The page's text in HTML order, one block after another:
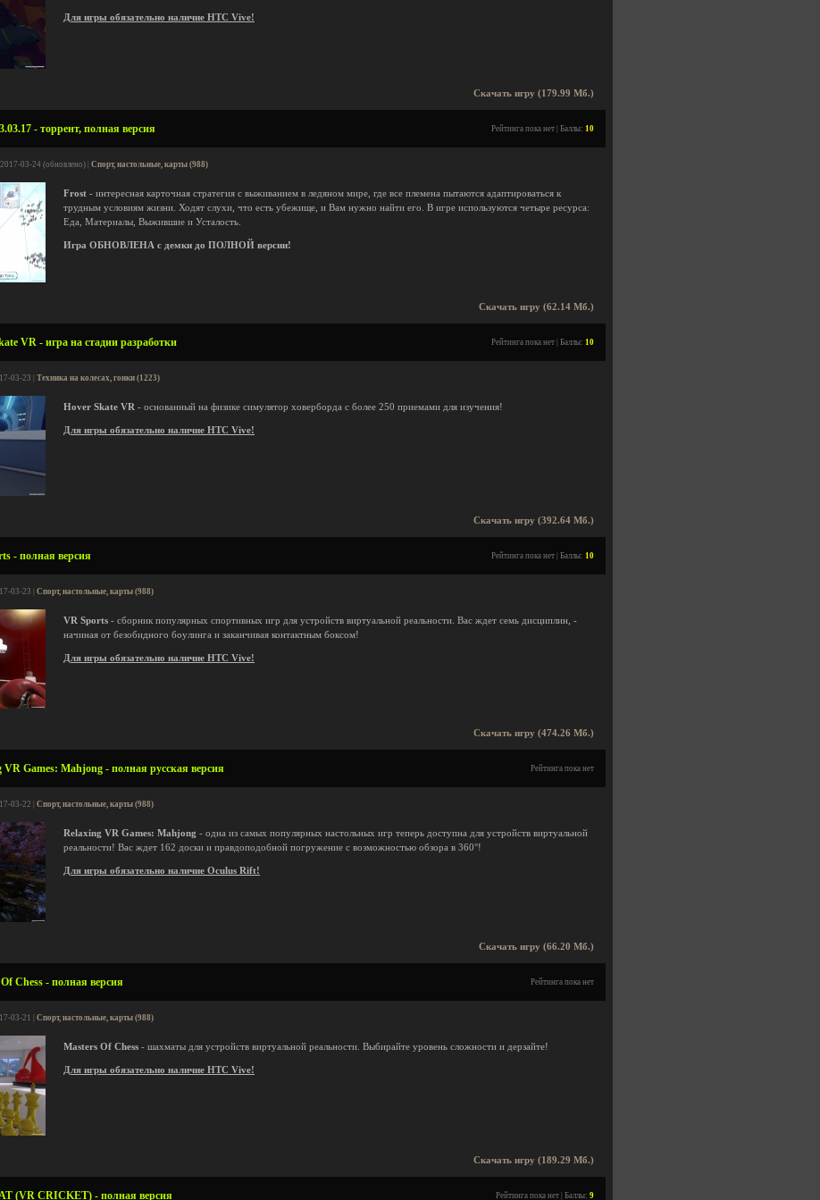
Для игры обязательно наличие HTC Vive!
Скачать игру (179.99 Мб.)
- торрент, полная версия Рейтинга пока нет | Баллы: 10
| 2017-03-24 (обновлено) | Спорт, настольные, карты (988)
Frost - интересная карточная стратегия с выживанием в ледяном мире, где все племена пытаются адаптироваться к
трудным условиям жизни. Ходят слухи, что есть убежище, и Вам нужно найти его. В игре используются четыре ресурса:
Еда, Материалы, Выжившие и Усталость.
Игра ОБНОВЛЕНА с демки до ПОЛНОЙ версии!
Скачать игру (62.14 Мб.)
VR - игра на стадии разработки Рейтинга пока нет | Баллы: 10
03-23 | Техника на колесах, гонки (1223)
Hover Skate VR - основанный на физике симулятор ховерборда с более 250 приемами для изучения!
Для игры обязательно наличие HTC Vive!
Скачать игру (392.64 Мб.)
- полная версия Рейтинга пока нет | Баллы: 10
03-23 | Спорт, настольные, карты (988)
VR Sports - сборник популярных спортивных игр для устройств виртуальной реальности. Вас ждет семь дисциплин, -
начиная от безобидного боулинга и заканчивая контактным боксом!
Для игры обязательно наличие HTC Vive!
Скачать игру (474.26 Мб.)
Games: Mahjong - полная русская версия Рейтинга пока нет
03-22 | Спорт, настольные, карты (988)
Relaxing VR Games: Mahjong - одна из самых популярных настольных игр теперь доступна для устройств виртуальной
реальности! Вас ждет 162 доски и правдоподобной погружение с возможностью обзора в 360°!
Для игры обязательно наличие Oculus Rift!
Скачать игру (66.20 Мб.)
Chess - полная версия Рейтинга пока нет
03-21 | Спорт, настольные, карты (988)
Masters Of Chess - шахматы для устройств виртуальной реальности. Выбирайте уровень сложности и дерзайте!
Для игры обязательно наличие HTC Vive!
Скачать игру (189.29 Мб.)
(VR CRICKET) - полная версия Рейтинга пока нет | Баллы: 9